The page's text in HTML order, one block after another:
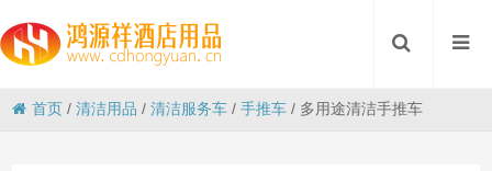
首页 /清洁用品 /清洁服务车 /手推车 / 多用途清洁手推车